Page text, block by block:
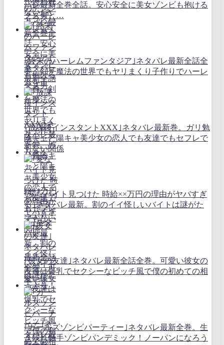
バレ最新全巻全話。安心安全に美女ゾンビも抱ける
クズ男と…
｢終末のハーレムファンタジア｣ネタバレ最新全話全
巻。剣と魔法の世界でもヤリまくり子作りでハーレ
ムを！
｢放課後インスタントXXX｣ネタバレ最新巻。ガリ勉
陰キャと陽キャ美少女の恋人でも友達でもセフレで
もない関係
｢変なバイト見つけた 時給××万円の理由がヤバすぎ
る｣ネタバレ最新。割のイイ怪しいバイトは謎がた
っぷり！
｢彼女の友達｣ネタバレ最新全話全巻。可愛い彼女の
友達は爆乳でセクシーなビッチ風で僕の初めての相
手です
｢ガールズゾンビパーティー｣ネタバレ最新全巻。生
き残れ触手ゾンビパンデミック！ノーパンになろう